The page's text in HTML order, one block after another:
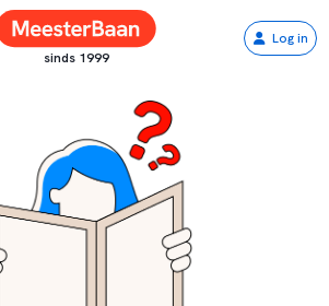
sinds 1999
Log in